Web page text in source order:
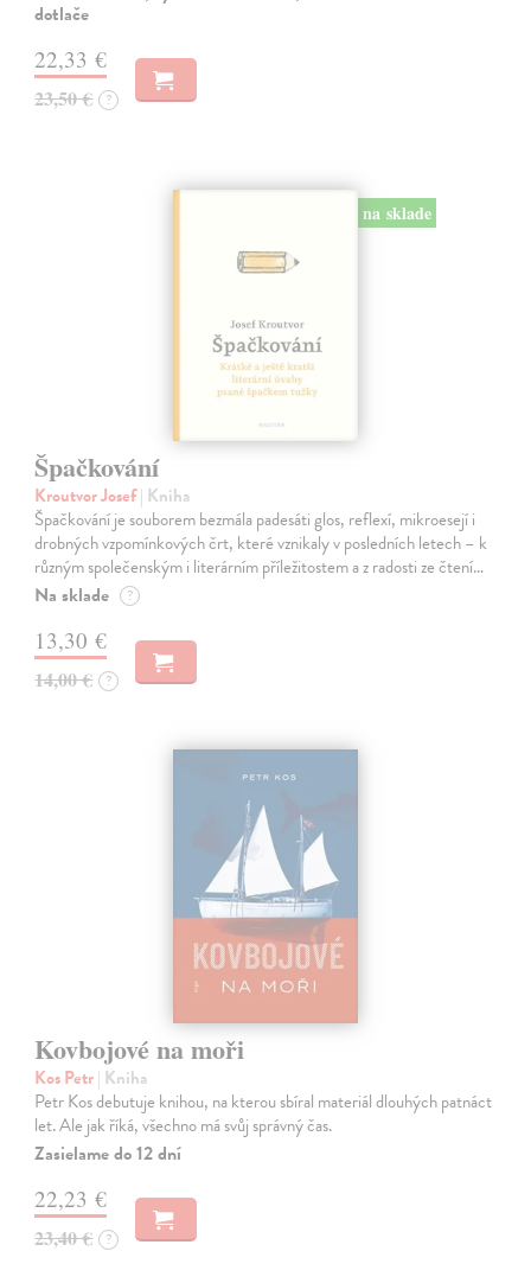
dotlače
22,33 €
23,50 € ?
na sklade
Špačkování
Kroutvor Josef| Kniha
Špačkování je souborem bezmála padesáti glos, reflexí, mikroesejí i
drobných vzpomínkových črt, které vznikaly v posledních letech – k
různým společenským i literárním příležitostem a z radosti ze čtení…
Na sklade ?
13,30 €
14,00 € ?
Kovbojové na moři
Kos Petr| Kniha
Petr Kos debutuje knihou, na kterou sbíral materiál dlouhých patnáct
let. Ale jak říká, všechno má svůj správný čas.
Zasielame do 12 dní
22,23 €
23,40 € ?